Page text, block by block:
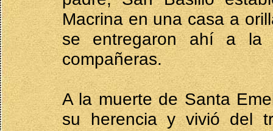
Macrina en una casa a
se entregaron ahí a la
compañeras.
A la muerte de Santa
su herencia y vivió del